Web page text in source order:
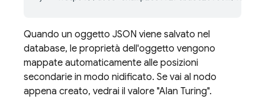
Quando un oggetto JSON viene salvato nel
database, le proprietà dell'oggetto vengono
mappate automaticamente alle posizioni
secondarie in modo nidificato. Se vai al nodo
appena creato, vedrai il valore "Alan Turing".